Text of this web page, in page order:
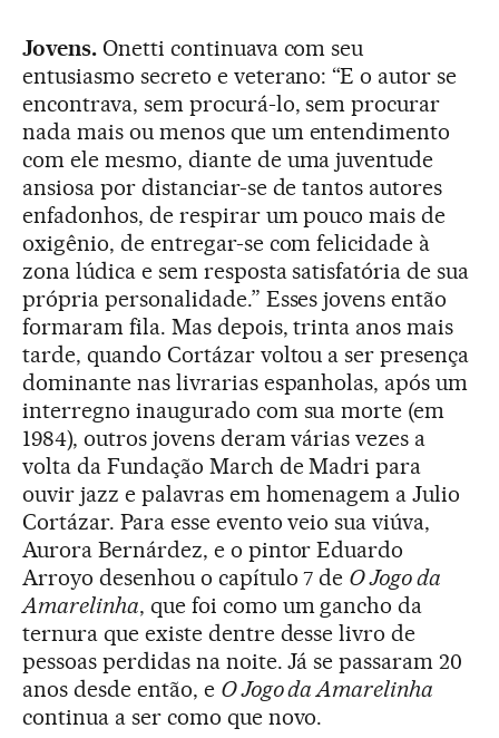
Jovens.Onetti continuava com seu
entusiasmo secreto e veterano: “E o autor se
encontrava, sem procurá-lo, sem procurar
nada mais ou menos que um entendimento
com ele mesmo, diante de uma juventude
ansiosa por distanciar-se de tantos autores
enfadonhos, de respirar um pouco mais de
oxigênio, de entregar-se com felicidade à
zona lúdica e sem resposta satisfatória de sua
própria personalidade.” Esses jovens então
formaram fila. Mas depois, trinta anos mais
tarde, quando Cortázar voltou a ser presença
dominante nas livrarias espanholas, após um
interregno inaugurado com sua morte (em
1984), outros jovens deram várias vezes a
volta da Fundação March de Madri para
ouvir jazz e palavras em homenagem a Julio
Cortázar. Para esse evento veio sua viúva,
Aurora Bernárdez, e o pintor Eduardo
Arroyo desenhou o capítulo 7 de O Jogo da
Amarelinha, que foi como um gancho da
ternura que existe dentre desse livro de
pessoas perdidas na noite. Já se passaram 20
anos desde então, e O Jogo da Amarelinha
continua a ser como que novo.